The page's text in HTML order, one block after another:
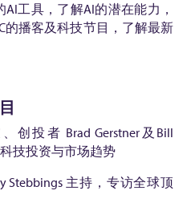
工具，了解AI的潜在能力，
的播客及科技节目，了解最新
创投者 Brad Gerstner及Bill
技投资与市场趋势
Stebbings 主持，专访全球顶